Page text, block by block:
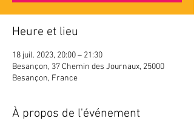
Heure et lieu
18 juil. 2023, 20:00 – 21:30
Besançon, 37 Chemin des Journaux, 25000
Besançon, France
À propos de l'événement